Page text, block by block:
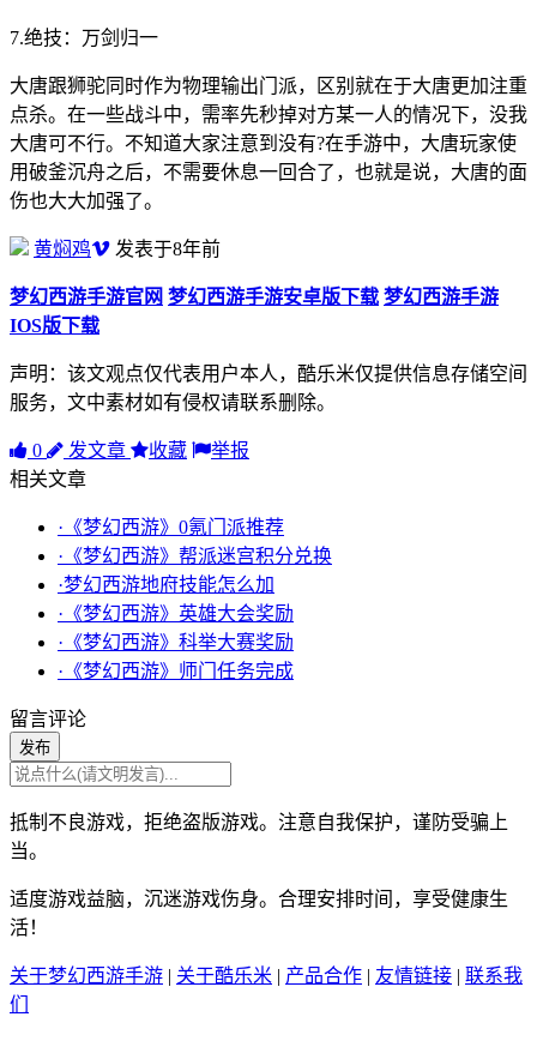
7.绝技：万剑归一
大唐跟狮驼同时作为物理输出门派，区别就在于大唐更加注重
点杀。在一些战斗中，需率先秒掉对方某一人的情况下，没我
大唐可不行。不知道大家注意到没有?在手游中，大唐玩家使
用破釜沉舟之后，不需要休息一回合了，也就是说，大唐的面
伤也大大加强了。
黄焖鸡 发表于8年前
梦幻西游手游官网 梦幻西游手游安卓版下载 梦幻西游手游
IOS版下载
声明：该文观点仅代表用户本人，酷乐米仅提供信息存储空间
服务，文中素材如有侵权请联系删除。
0 发文章 收藏
举报
相关文章
·《梦幻西游》0氪门派推荐
·《梦幻西游》帮派迷宫积分兑换
·梦幻西游地府技能怎么加
·《梦幻西游》英雄大会奖励
·《梦幻西游》科举大赛奖励
·《梦幻西游》师门任务完成
留言评论
发布
抵制不良游戏，拒绝盗版游戏。注意自我保护，谨防受骗上
当。
适度游戏益脑，沉迷游戏伤身。合理安排时间，享受健康生
活！
关于梦幻西游手游 | 关于酷乐米 | 产品合作 | 友情链接 | 联系我
们